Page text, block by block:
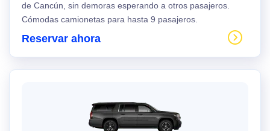
de Cancún, sin demoras esperando a otros pasajeros.
Cómodas camionetas para hasta 9 pasajeros.
Reservar ahora